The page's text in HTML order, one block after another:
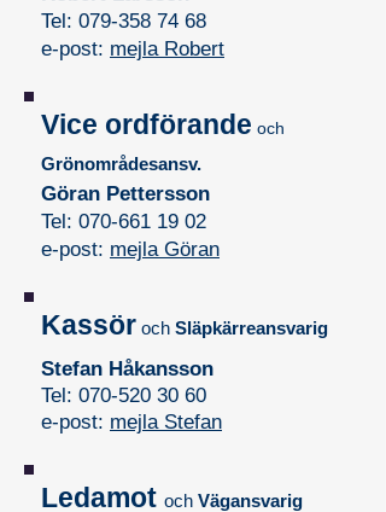
Tel: 079-358 74 68
e-post: mejla Robert
Vice ordförande och
Grönområdesansv.
Göran Pettersson
Tel: 070-661 19 02
e-post: mejla Göran
Kassör och Släpkärreansvarig
Stefan Håkansson
Tel: 070-520 30 60
e-post: mejla Stefan
Ledamot och Vägansvarig